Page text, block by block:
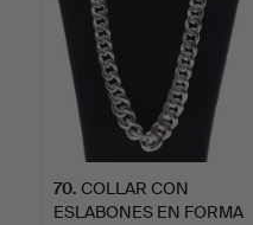
70. COLLAR CON
ESLABONES EN FORMA